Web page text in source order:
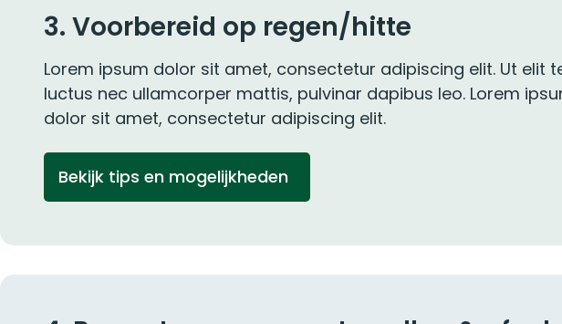
3. Voorbereid op regen/hitte
Lorem ipsum dolor sit amet, consectetur adipiscing elit. Ut elit
luctus nec ullamcorper mattis, pulvinar dapibus leo. Lorem
dolor sit amet, consectetur adipiscing elit.
Bekijk tips en mogelijkheden